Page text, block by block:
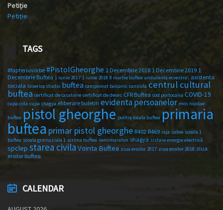
Petiție
Petiție
TAGS
#faptenuvorbe #PistolGheorghe 1 Decembrie 2018 1 Decembrie 2019 1
Decembrie Buftea 1 iunie 2017 1 iunie 2018 8 martie buftea anduranta ecvestra\ asistenta
sociala biserica studio buftea campionat balcanic canicula centrul cultural
buftea certificat de casatorie certificat de deces CFR Buftea cod portocaliu COVID-19
cupa csta cupa shagya eliberare buletin evidenta persoanelor mos nicolae
buftea pistol gheorghe politia locala buftea primaria
buftea primar pistol gheorghe R402 R469 raja sabie scoala 1
buftea scoala gimnaziala 1 scrima buftea semimaraton shagya sistare energie electrică
spclep starea civila Vointa Buftea ziua eroilor 2017 ziua eroilor 2018 ziua
eroilor buftea
CALENDAR